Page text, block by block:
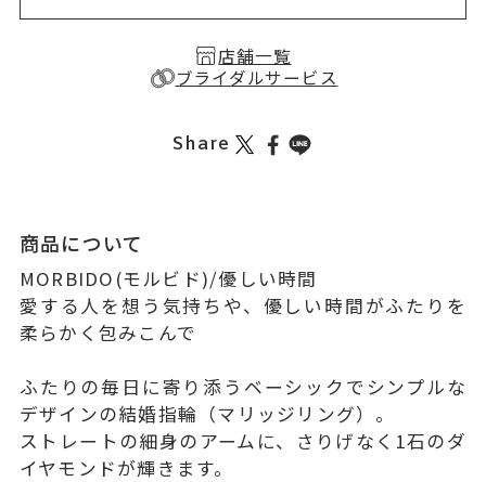
店舗一覧
ブライダルサービス
Share
商品について
MORBIDO(モルビド)/優しい時間
愛する人を想う気持ちや、優しい時間がふたりを
柔らかく包みこんで
ふたりの毎日に寄り添うベーシックでシンプルな
デザインの結婚指輪（マリッジリング）。
ストレートの細身のアームに、さりげなく1石のダ
イヤモンドが輝きます。